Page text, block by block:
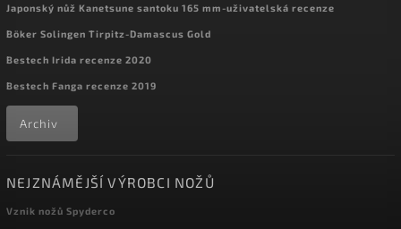
Japonský nůž Kanetsune santoku 165 mm-uživatelská recenze
Böker Solingen Tirpitz-Damascus Gold
Bestech Irida recenze 2020
Bestech Fanga recenze 2019
Archiv
NEJZNÁMĚJŠÍ VÝROBCI NOŽŮ
Vznik nožů Spyderco